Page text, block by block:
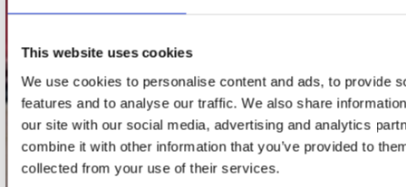
This website uses cookies
We use cookies to personalise content and ads, to provide
features and to analyse our traffic. We also share
our site with our social media, advertising and analytics
combine it with other information that you’ve provided to
collected from your use of their services.
Utrechtsestraat 52-60
onze winkels